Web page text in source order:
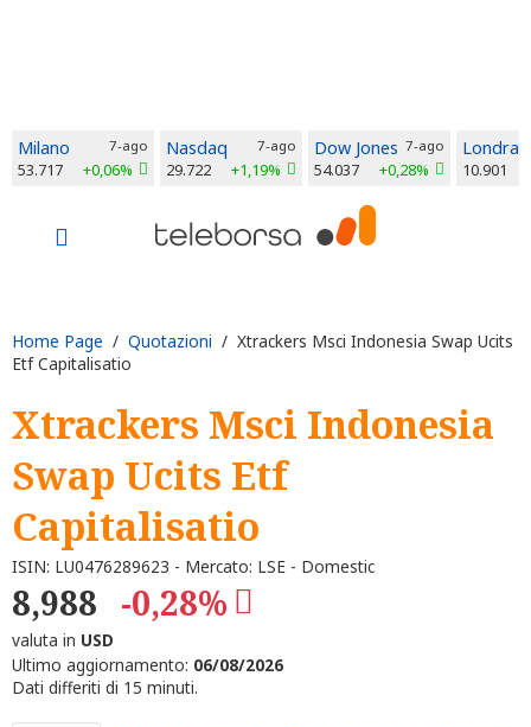
Milano 7-ago
53.717 +0,06%
Nasdaq 7-ago
29.722 +1,19%
Dow Jones 7-ago
54.037 +0,28%
Londra
10.901
Home Page / Quotazioni / Xtrackers Msci Indonesia Swap Ucits
Etf Capitalisatio
Xtrackers Msci Indonesia
Swap Ucits Etf
Capitalisatio
ISIN: LU0476289623 - Mercato: LSE - Domestic
8,988 -0,28%
valuta in USD
Ultimo aggiornamento: 06/08/2026
Dati differiti di 15 minuti.